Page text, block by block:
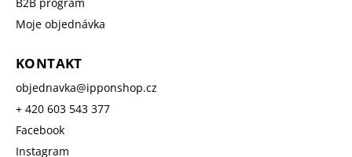
Moje objednávka
KONTAKT
objednavka@ipponshop.cz
+ 420 603 543 377
Facebook
Instagram